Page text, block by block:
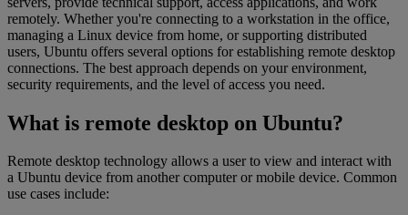
remotely. Whether you're connecting to a workstation in the office,
managing a Linux device from home, or supporting distributed
users, Ubuntu offers several options for establishing remote desktop
connections. The best approach depends on your environment,
security requirements, and the level of access you need.
What is remote desktop on Ubuntu?
Remote desktop technology allows a user to view and interact with
a Ubuntu device from another computer or mobile device. Common
use cases include: